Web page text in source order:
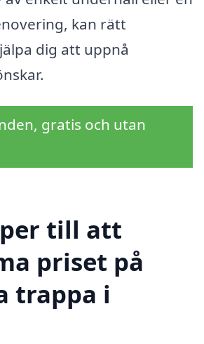
kan rätt
dig att uppnå
gratis och utan
till att
priset på
trappa i